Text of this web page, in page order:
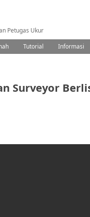
Petugas Ukur
Tutorial Informasi
Surveyor